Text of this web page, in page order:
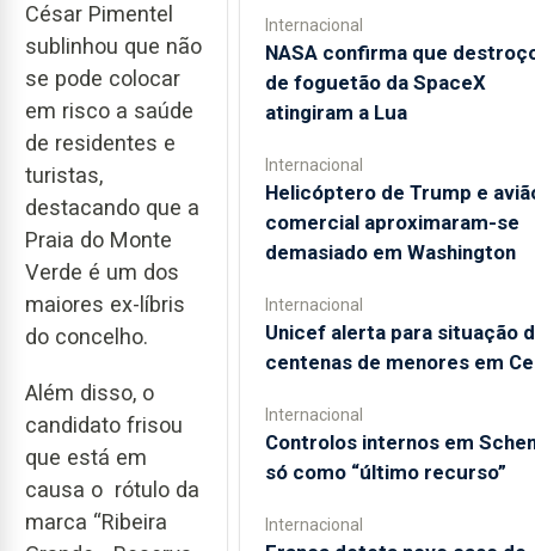
César Pimentel
sublinhou que não
se pode colocar
em risco a saúde
de residentes e
turistas,
destacando que a
Praia do Monte
Verde é um dos
maiores ex-líbris
do concelho.
Além disso, o
candidato frisou
que está em
causa o rótulo da
marca “Ribeira
Internacional
NASA confirma que
de foguetão da SpaceX
atingiram a Lua
Internacional
Helicóptero de Trump e
comercial aproximaram-se
demasiado em Washington
Internacional
Unicef alerta para situação
centenas de menores em
Internacional
Controlos internos em
só como “último recurso”
Internacional